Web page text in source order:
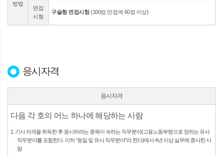
방법
면접
시험
구술형 면접시험 (100점 만점에 60점 이상)
응시자격
응시자격
다음 각 호의 어느 하나에 해당하는 사람
1. 기사 자격을 취득한 후 응시하려는 종목이 속하는 직무분야(고용노동부령으로 정하는 유사
직무분야를 포함한다. 이하 “동일 및 유사 직무분야”라 한다)에서 4년 이상 실무에 종사한 사
람